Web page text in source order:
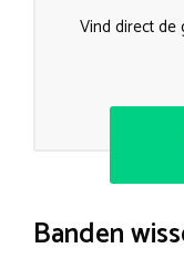
Vind direct
Banden